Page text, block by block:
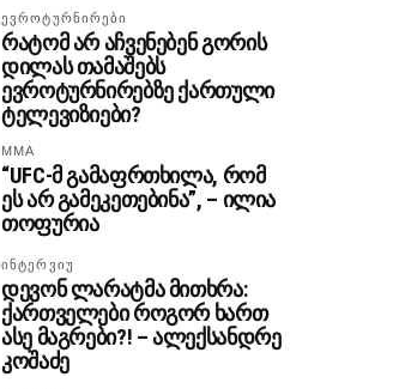
ᲔᲕᲠᲝᲢᲣᲠᲜᲘᲠᲔᲑᲘ
რატომ არ აჩვენებენ გორის
დილას თამაშებს
ევროტურნირებზე ქართული
ტელევიზიები?
MMA
“UFC-მ გამაფრთხილა, რომ
ეს არ გამეკეთებინა”, – ილია
თოფურია
ᲘᲜᲢᲔᲠᲕᲘᲣ
დევონ ლარატმა მითხრა:
ქართველები როგორ ხართ
ასე მაგრები?! – ალექსანდრე
კოშაძე